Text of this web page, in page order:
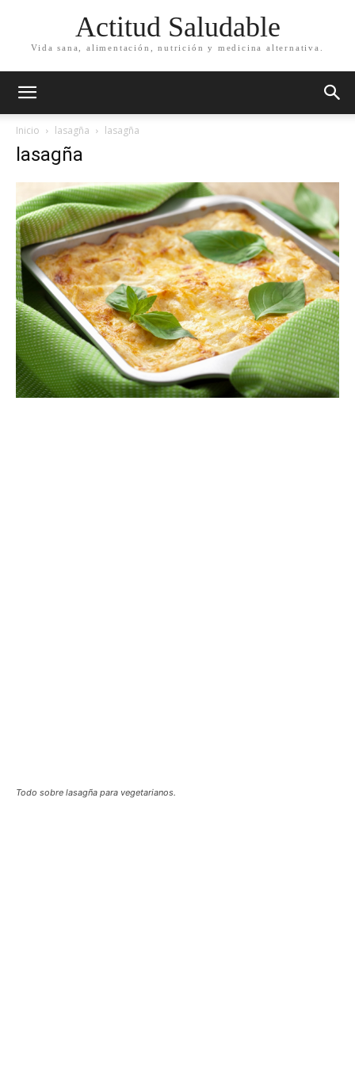
Actitud Saludable
Vida sana, alimentación, nutrición y medicina alternativa.
Inicio lasagña lasagña
lasagña
Todo sobre lasagña para vegetarianos.